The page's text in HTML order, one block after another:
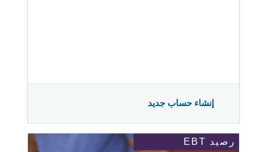
إنشاء حساب جديد
رصيد EBT